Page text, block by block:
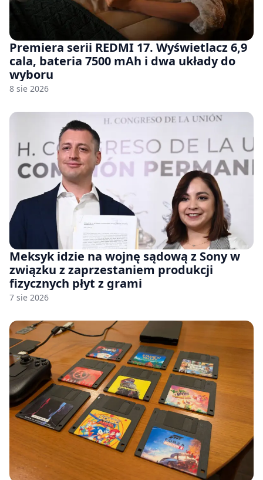
Premiera serii REDMI 17. Wyświetlacz 6,9
cala, bateria 7500 mAh i dwa układy do
wyboru
8 sie 2026
Meksyk idzie na wojnę sądową z Sony w
związku z zaprzestaniem produkcji
fizycznych płyt z grami
7 sie 2026